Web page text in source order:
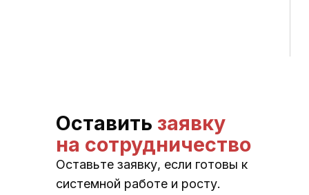
Оставить заявку
на сотрудничество
Оставьте заявку, если готовы к
системной работе и росту.